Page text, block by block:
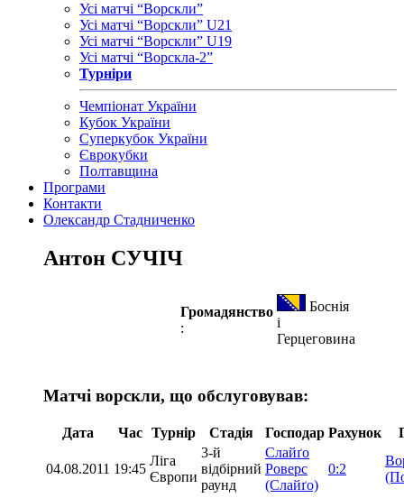
Усі матчі “Ворскли”
Усі матчі “Ворскли” U21
Усі матчі “Ворскли” U19
Усі матчі “Ворскла-2”
Турніри
Чемпіонат України
Кубок України
Суперкубок України
Єврокубки
Полтавщина
Програми
Контакти
Олександр Стадниченко
Антон СУЧІЧ
Громадянство
:
Боснія
і
Герцеговина
Матчі ворскли, що обслуговував:
Дата Час Турнір Стадія Господар Рахунок
04.08.2011 19:45
Ліга
Європи
3-й
відбірний
раунд
Слайґо
Роверс
(Слайґо)
0:2